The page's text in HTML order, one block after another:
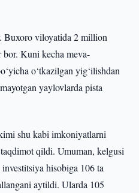
Buxoro viloyatida 2 million
bor. Kuni kecha meva-
o‘tkazilgan yig‘ilishdan
yaylovlarda pista
shu kabi imkoniyatlarni
qildi. Umuman, kelgusi
hisobiga 106 ta
aytildi. Ularda 105